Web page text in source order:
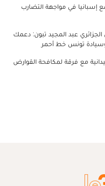
إسبانيا في مواجهة التضارب
عبد المجيد تبون: دعمك
تونس خط أحمر
مع فرقة لمكافحة القوارض